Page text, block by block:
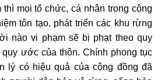
mọi tổ chức, cá nhân trong cộng
tôn tạo, phát triển các khu rừng
nào vi phạm sẽ bị phạt theo quy
ước của thôn. Chính phong tục
lý có hiệu quả của cộng đồng đã